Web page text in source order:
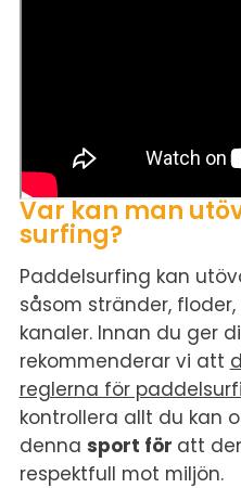
Var kan man
surfing?
Paddelsurfing kan
såsom stränder,
kanaler. Innan du ger
rekommenderar vi att
reglerna för
kontrollera allt du kan
denna sport för att
respektfull mot miljön.